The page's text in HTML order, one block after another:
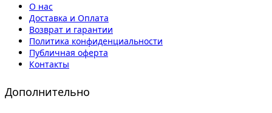
О нас
Доставка и Оплата
Возврат и гарантии
Политика конфиденциальности
Публичная оферта
Контакты
Дополнительно